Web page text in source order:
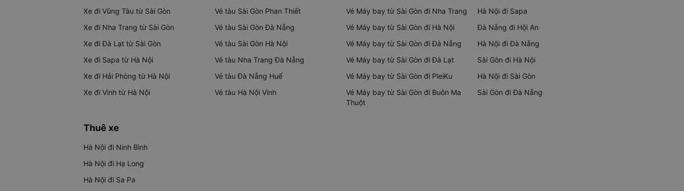
Xe đi Vũng Tàu từ Sài Gòn
Xe đi Nha Trang từ Sài Gòn
Xe đi Đà Lạt từ Sài Gòn
Xe đi Sapa từ Hà Nội
Xe đi Hải Phòng từ Hà Nội
Xe đi Vinh từ Hà Nội
Vé tàu Sài Gòn Phan Thiết
Vé tàu Sài Gòn Đà Nẵng
Vé tàu Sài Gòn Hà Nội
Vé tàu Nha Trang Đà Nẵng
Vé tàu Đà Nẵng Huế
Vé tàu Hà Nội Vinh
Vé Máy bay từ Sài Gòn đi Nha Trang
Vé Máy bay từ Sài Gòn đi Hà Nội
Vé Máy bay từ Sài Gòn đi Đà Nẵng
Vé Máy bay từ Sài Gòn đi Đà Lạt
Vé Máy bay từ Sài Gòn đi PleiKu
Vé Máy bay từ Sài Gòn đi Buôn Ma
Thuột
Hà Nội đi Sapa
Đà Nẵng đi Hội An
Hà Nội đi Đà Nẵng
Sài Gòn đi Hà Nội
Hà Nội đi Sài Gòn
Sài Gòn đi Đà Nẵng
Thuê xe
Hà Nội đi Ninh Bình
Hà Nội đi Hạ Long
Hà Nội đi Sa Pa